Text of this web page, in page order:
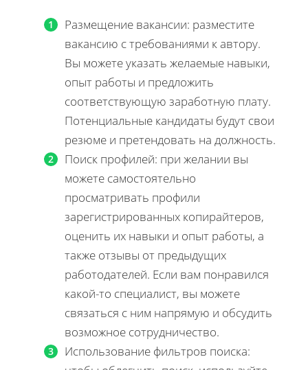
Размещение вакансии: разместите
вакансию с требованиями к автору.
Вы можете указать желаемые навыки,
опыт работы и предложить
соответствующую заработную плату.
Потенциальные кандидаты будут свои
резюме и претендовать на должность.
Поиск профилей: при желании вы
можете самостоятельно
просматривать профили
зарегистрированных копирайтеров,
оценить их навыки и опыт работы, а
также отзывы от предыдущих
работодателей. Если вам понравился
какой-то специалист, вы можете
связаться с ним напрямую и обсудить
возможное сотрудничество.
Использование фильтров поиска: